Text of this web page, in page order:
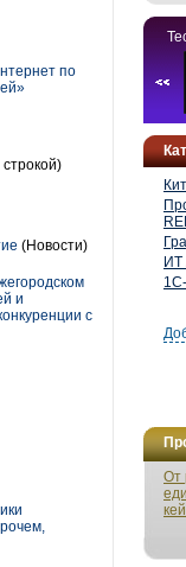
ИТ
От
по
(Новости)
и
с